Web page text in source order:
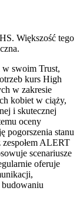
Większość tego
w swoim Trust,
kurs High
w zakresie
kobiet w ciąży,
i skutecznej
oceny
pogorszenia stanu
ALERT
scenariusze
oferuje